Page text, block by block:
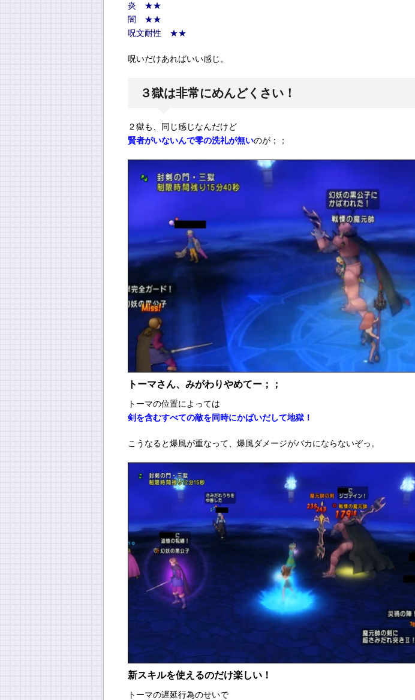
炎 ★★
闇 ★★
呪文耐性 ★★
呪いだけあればいい感じ。
３獄は非常にめんどくさい！
２獄も、同じ感じなんだけど
賢者がいないんで零の洗礼が無いのが；；
トーマさん、みがわりやめてー；；
トーマの位置によっては
剣を含むすべての敵を同時にかばいだして地獄！
こうなると爆風が重なって、爆風ダメージがバカにならないぞっ。
新スキルを使えるのだけ楽しい！
トーマの遅延行為のせいで